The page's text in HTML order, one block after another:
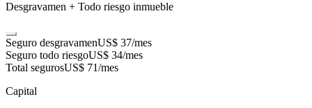
Desgravamen + Todo riesgo inmueble
Seguro desgravamenUS$ 37/mes
Seguro todo riesgoUS$ 34/mes
Total segurosUS$ 71/mes
Capital